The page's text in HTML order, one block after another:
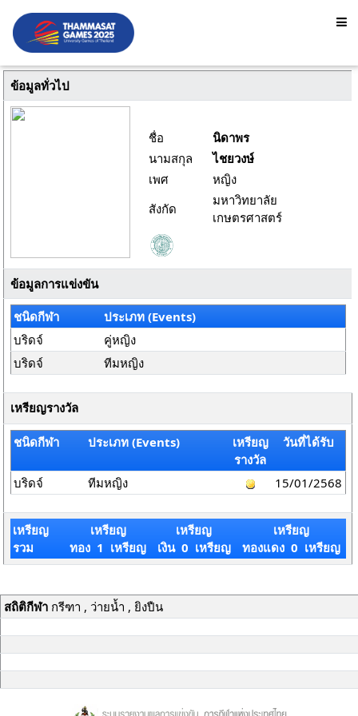
ข้อมูลทั่วไป
ชื่อ
นิดาพร
นามสกุล
ไชยวงษ์
เพศ
หญิง
สังกัด
มหาวิทยาลัย
เกษตรศาสตร์
ข้อมูลการแข่งขัน
ชนิดกีฬา
ประเภท (Events)
บริดจ์
คู่หญิง
บริดจ์
ทีมหญิง
เหรียญรางวัล
ชนิดกีฬา ประเภท (Events)
เหรียญ
รางวัล
วันที่ได้รับ
บริดจ์ ทีมหญิง 15/01/2568
เหรียญ
รวม
เหรียญ
ทอง 1 เหรียญ
เหรียญ
เงิน 0 เหรียญ
เหรียญ
ทองแดง 0 เหรียญ
สถิติกีฬากรีฑา , ว่ายน้ำ , ยิงปืน